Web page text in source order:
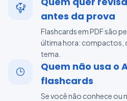
antes da prova
Flashcards em PDF são
última hora: compactos,
tema.
Quem não usa o
flashcards
Se você não conhece ou